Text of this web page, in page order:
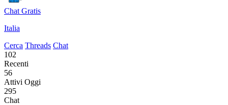
Chat Gratis
Italia
Cerca Threads Chat
102
Recenti
56
Attivi Oggi
295
Chat